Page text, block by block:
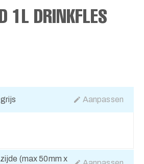
1L DRINKFLES
Aanpassen
(max 50mm x